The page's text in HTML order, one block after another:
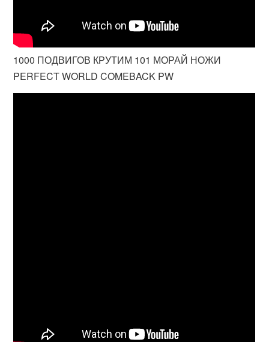
1000 ПОДВИГОВ КРУТИМ 101 МОРАЙ НОЖИ
PERFECT WORLD COMEBACK PW